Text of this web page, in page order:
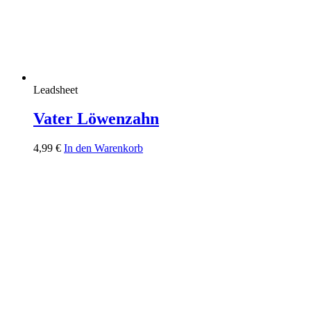
Leadsheet
Vater Löwenzahn
4,99 € In den Warenkorb